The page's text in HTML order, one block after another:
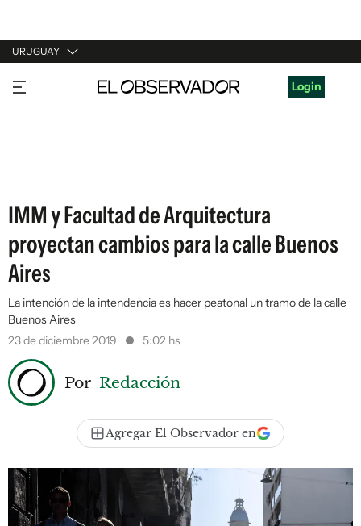
URUGUAY
URUGUAY
ARGENTINA
Login
IMM y Facultad de Arquitectura
proyectan cambios para la calle Buenos
Aires
La intención de la intendencia es hacer peatonal un tramo de la calle
Buenos Aires
23 de diciembre 2019
5:02 hs
Por Redacción
Agregar El Observador en